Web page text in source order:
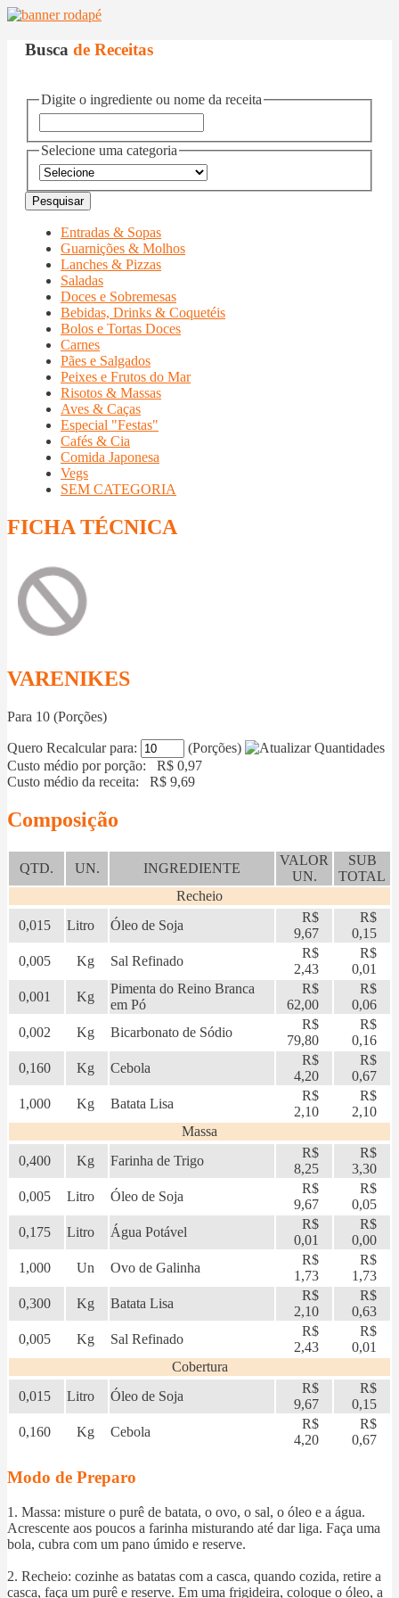
Busca de Receitas
Digite o ingrediente ou nome da receita
Selecione uma categoria
Entradas & Sopas
Guarnições & Molhos
Lanches & Pizzas
Saladas
Doces e Sobremesas
Bebidas, Drinks & Coquetéis
Bolos e Tortas Doces
Carnes
Pães e Salgados
Peixes e Frutos do Mar
Risotos & Massas
Aves & Caças
Especial "Festas"
Cafés & Cia
Comida Japonesa
Vegs
SEM CATEGORIA
FICHA TÉCNICA
VARENIKES
Para 10 (Porções)
Quero Recalcular para:
(Porções)
Custo médio por porção: R$ 0,97
Custo médio da receita: R$ 9,69
Composição
QTD. UN. INGREDIENTE
VALOR
UN.
SUB
TOTAL
Recheio
0,015
Litro Óleo de Soja
R$
9,67
R$
0,15
0,005
Kg Sal Refinado
R$
2,43
R$
0,01
0,001
Kg
Pimenta do Reino Branca
em Pó
R$
62,00
R$
0,06
0,002
Kg Bicarbonato de Sódio
R$
79,80
R$
0,16
0,160
Kg Cebola
R$
4,20
R$
0,67
1,000
Kg Batata Lisa
R$
2,10
R$
2,10
Massa
0,400
Kg Farinha de Trigo
R$
8,25
R$
3,30
0,005
Litro Óleo de Soja
R$
9,67
R$
0,05
0,175
Litro Água Potável
R$
0,01
R$
0,00
1,000
Un Ovo de Galinha
R$
1,73
R$
1,73
0,300
Kg Batata Lisa
R$
2,10
R$
0,63
0,005
Kg Sal Refinado
R$
2,43
R$
0,01
Cobertura
0,015
Litro Óleo de Soja
R$
9,67
R$
0,15
0,160
Kg Cebola
R$
4,20
R$
0,67
Modo de Preparo
1. Massa: misture o purê de batata, o ovo, o sal, o óleo e a água.
Acrescente aos poucos a farinha misturando até dar liga. Faça uma
bola, cubra com um pano úmido e reserve.
2. Recheio: cozinhe as batatas com a casca, quando cozida, retire a
casca, faça um purê e reserve. Em uma frigideira, coloque o óleo, a